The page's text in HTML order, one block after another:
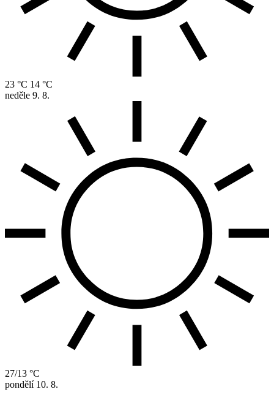
23 °C 14 °C
neděle 9. 8.
27/13 °C
pondělí 10. 8.